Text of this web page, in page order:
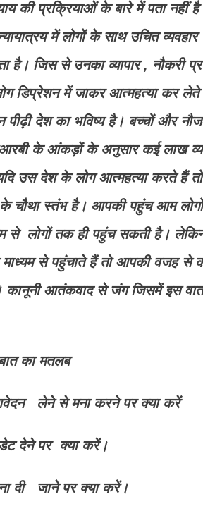
की प्रक्रियाओं के बारे में पता नहीं
में लोगों के साथ उचित
है। जिस से उनका व्यापार , नौकरी
डिप्रेशन में जाकर आत्महत्या कर लेते
देश का भविष्य है। बच्चों और
के आंकड़ों के अनुसार कई लाख
उस देश के लोग आत्महत्या करते हैं तो
स्तंभ है। आपकी पहुंच आम लोगों
से लोगों तक ही पहुंच सकती है।
से पहुंचाते हैं तो आपकी वजह से
कानूनी आतंकवाद से जंग जिसमें इस
का मतलब
आवेदन लेने से मना करने पर क्या करें
डेट देने पर क्या करें।
ना दी जाने पर क्या करें।